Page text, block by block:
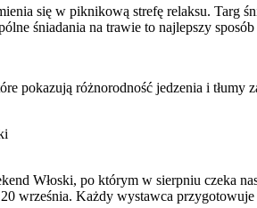
się w piknikową strefę relaksu.
śniadania na trawie to najlepszy
pokazują różnorodność jedzenia i
Włoski, po którym w sierpniu czeka
września. Każdy wystawca